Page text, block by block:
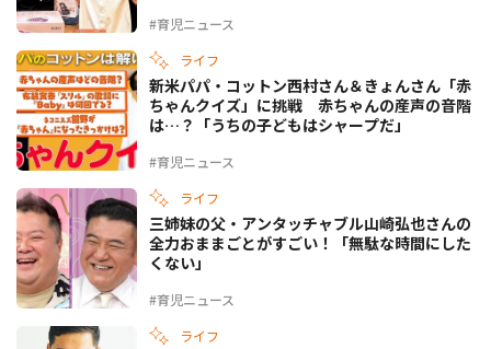
#育児ニュース
ライフ
#育児ニュース
新米パパ・コットン西村さん＆きょんさん「赤
ちゃんクイズ」に挑戦 赤ちゃんの産声の音階
は…？「うちの子どもはシャープだ」
ライフ
#育児ニュース
三姉妹の父・アンタッチャブル山崎弘也さんの
全力おままごとがすごい！「無駄な時間にした
くない」
ライフ